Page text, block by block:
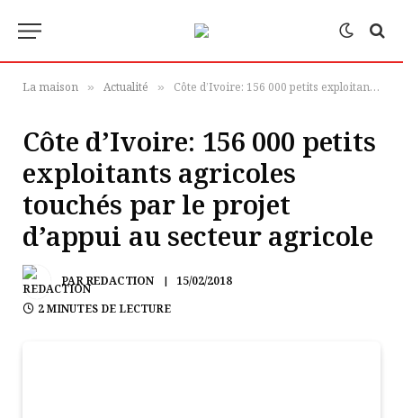
La maison » Actualité » Côte d’Ivoire: 156 000 petits exploitants agricoles touchés par le projet d’appui au secteur agricole
Côte d’Ivoire: 156 000 petits
exploitants agricoles
touchés par le projet
d’appui au secteur agricole
PARREDACTION
15/02/2018
2 MINUTES DE LECTURE